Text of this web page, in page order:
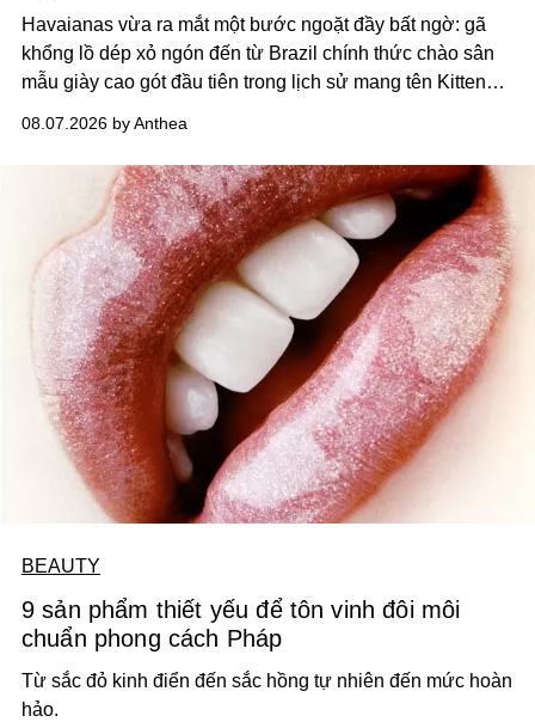
Havaianas vừa ra mắt một bước ngoặt đầy bất ngờ: gã
khổng lồ dép xỏ ngón đến từ Brazil chính thức chào sân
mẫu giày cao gót đầu tiên trong lịch sử mang tên Kitten
08.07.2026 by Anthea
BEAUTY
9 sản phẩm thiết yếu để tôn vinh đôi môi
chuẩn phong cách Pháp
Từ sắc đỏ kinh điển đến sắc hồng tự nhiên đến mức hoàn
hảo.